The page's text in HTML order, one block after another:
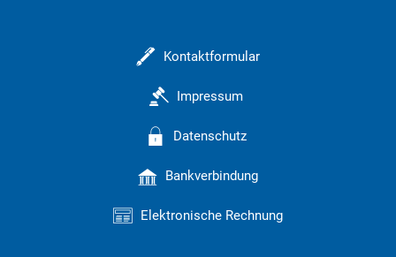
Kontaktformular
Impressum
Datenschutz
Bankverbindung
Elektronische Rechnung